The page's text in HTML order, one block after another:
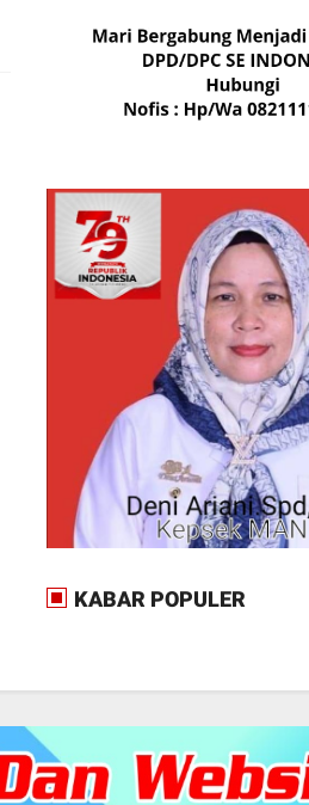
KABAR POPULER